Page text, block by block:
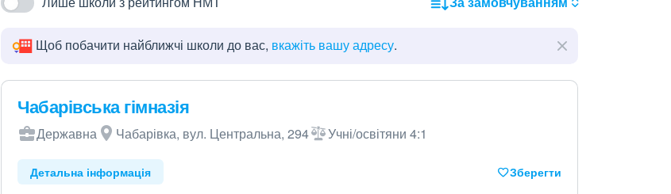
Щоб побачити найближчі школи до вас, вкажіть вашу адресу.
Чабарівська гімназія
Державна Чабарівка, вул. Центральна, 294 Учні/освітяни 4:1
Детальна інформація Зберегти